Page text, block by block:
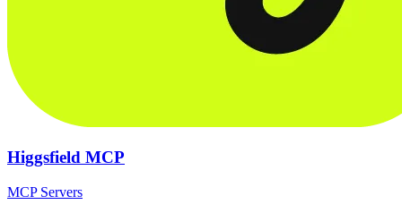
Higgsfield MCP
MCP Servers